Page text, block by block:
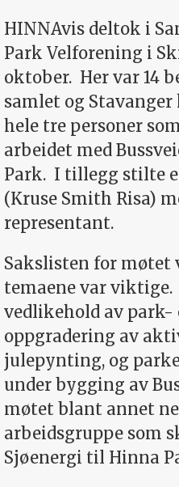
HINNAvis deltok i
Park Velforening i
oktober. Her var 14
samlet og
hele tre personer
arbeidet med
Park. I tillegg stilte
(Kruse Smith Risa)
representant.
Sakslisten for møtet
temaene var viktige.
vedlikehold av park-
oppgradering av
julepynting, og
under bygging av
møtet blant annet
arbeidsgruppe som
Sjøenergi til Hinna